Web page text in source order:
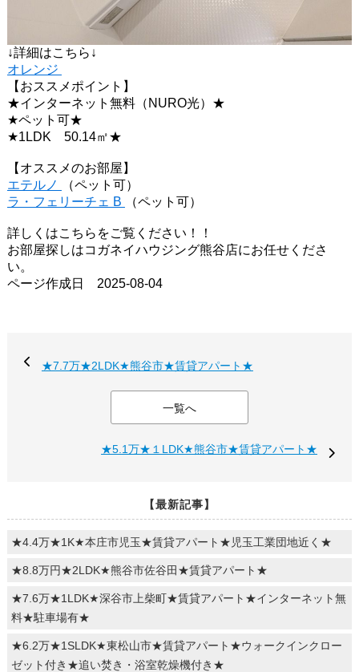
↓詳細はこちら↓
オレンジ
【おススメポイント】
★インターネット無料（NURO光）★
★ペット可★
★1LDK 50.14㎡★
【オススメのお部屋】
エテルノ
（ペット可）
ラ・フェリーチェ B
（ペット可）
詳しくはこちらをご覧ください！！
お部屋探しはコガネイハウジング熊谷店にお任せくださ
い。
ページ作成日 2025-08-04
★7.7万★2LDK★熊谷市★賃貸アパート★
一覧へ
★5.1万★１LDK★熊谷市★賃貸アパート★
【最新記事】
★4.4万★1K★本庄市児玉★賃貸アパート★児玉工業団地近く★
★8.8万円★2LDK★熊谷市佐谷田★賃貸アパート★
★7.6万★1LDK★深谷市上柴町★賃貸アパート★インターネット無
料★駐車場有★
★6.2万★1SLDK★東松山市★賃貸アパート★ウォークインクロー
ゼット付き★追い焚き・浴室乾燥機付き★